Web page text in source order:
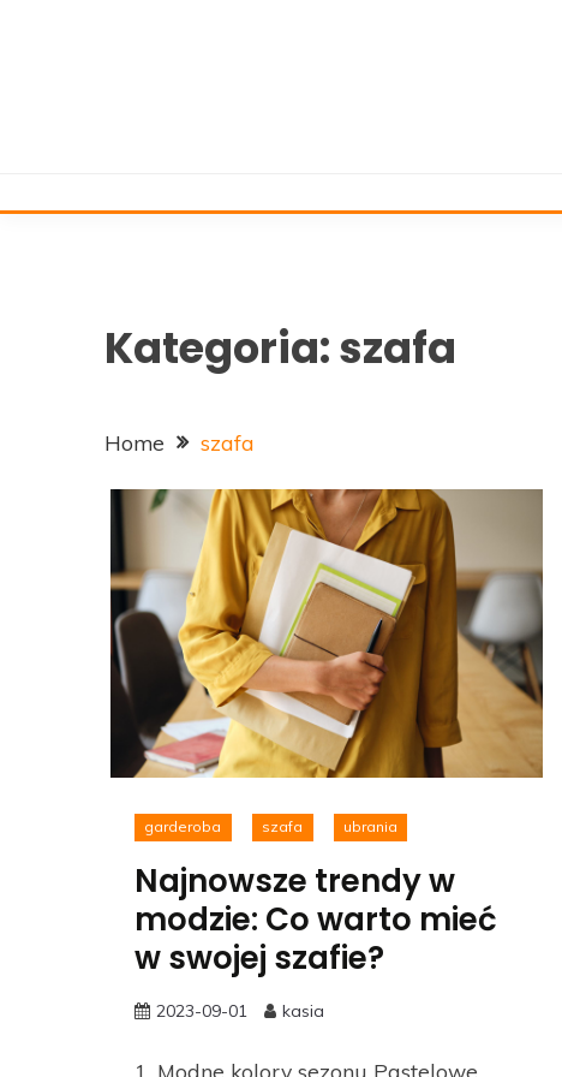
Kategoria:szafa
Home szafa
garderoba szafa ubrania
Najnowsze trendy w
modzie: Co warto mieć
w swojej szafie?
2023-09-01 kasia
1. Modne kolory sezonu Pastelowe